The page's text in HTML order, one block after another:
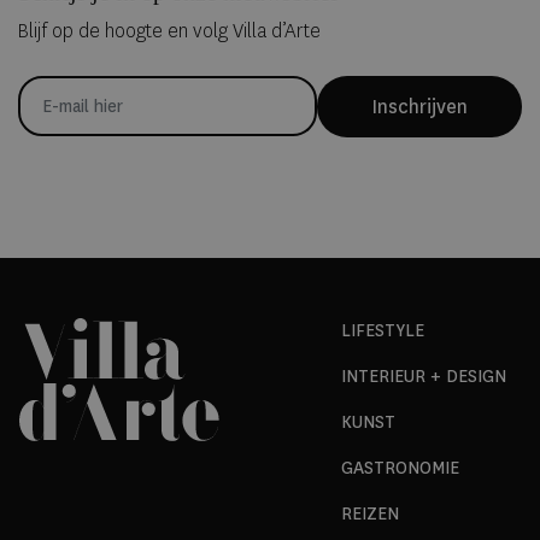
Blijf op de hoogte en volg Villa d’Arte
Inschrijven
LIFESTYLE
INTERIEUR + DESIGN
KUNST
GASTRONOMIE
REIZEN